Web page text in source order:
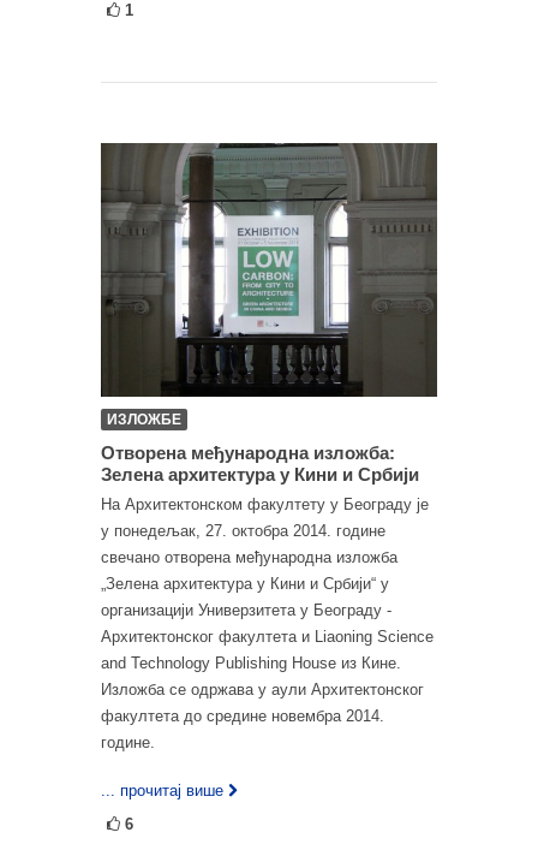
1
ИЗЛОЖБЕ
Отворена међународна изложба:
Зелена архитектура у Кини и Србији
На Архитектонском факултету у Београду је
у понедељак, 27. октобра 2014. године
свечано отворена међународна изложба
„Зелена архитектура у Кини и Србији“ у
организацији Универзитета у Београду -
Архитектонског факултета и Liaoning Science
and Technology Publishing House из Кине.
Изложба се одржава у аули Архитектонског
факултета до средине новембра 2014.
године.
... прочитај више
6